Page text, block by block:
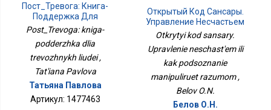
Пост_Тревога: Книга-
Поддержка Для
Тревожных Людей
Post_Trevoga: kniga-
podderzhka dlia
trevozhnykh liudei ,
Tat'iana Pavlova
Татьяна Павлова
Артикул: 1477463
Открытый Код Сансары.
Управление Несчастьем
Или Как Подсознание
Манипулирует Разумом
Otkrytyi kod sansary.
Upravlenie neschast'em ili
kak podsoznanie
manipuliruet razumom ,
Belov O.N.
Белов О.Н.